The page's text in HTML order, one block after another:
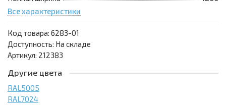
Все характеристики
Код товара: 6283-01
Доступность: На складе
Артикул: 212383
Другие цвета
RAL5005
RAL7024